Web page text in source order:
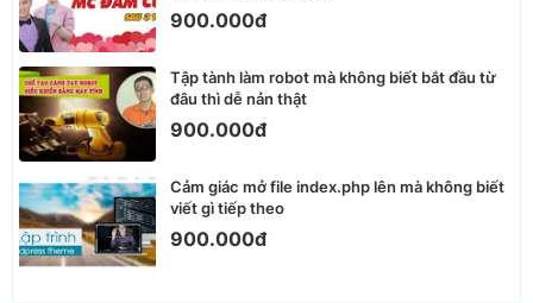
900.000đ
Tập tành làm robot mà không biết bắt đầu từ
đâu thì dễ nản thật
900.000đ
Cảm giác mở file index.php lên mà không biết
viết gì tiếp theo
900.000đ